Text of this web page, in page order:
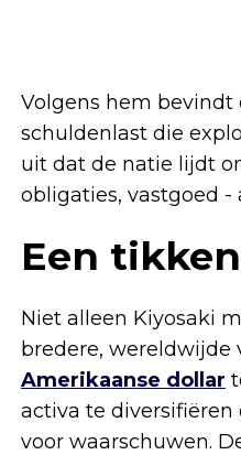
Volgens hem bevindt
schuldenlast die
uit dat de natie lijdt
obligaties, vastgoed
Een
Niet alleen Kiyosaki
bredere, wereldwijde
Amerikaanse dollar
activa te diversifiëren
voor waarschuwen.